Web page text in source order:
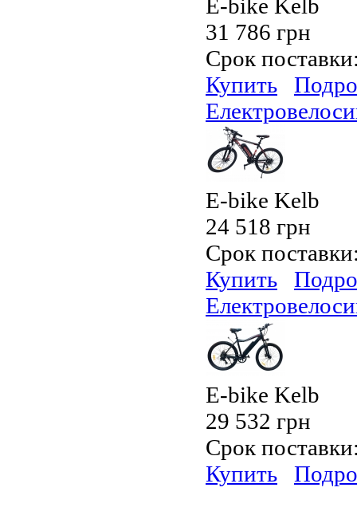
E-bike Kelb
31 786 грн
Срок
Купить
E-bike Kelb
24 518 грн
Срок
Купить
E-bike Kelb
29 532 грн
Срок
Купить